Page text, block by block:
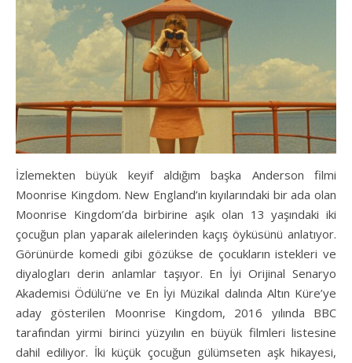
İzlemekten büyük keyif aldığım başka Anderson filmi
Moonrise Kingdom. New England’ın kıyılarındaki bir ada olan
Moonrise Kingdom’da birbirine aşık olan 13 yaşındaki iki
çocuğun plan yaparak ailelerinden kaçış öyküsünü anlatıyor.
Görünürde komedi gibi gözükse de çocukların istekleri ve
diyalogları derin anlamlar taşıyor. En İyi Orijinal Senaryo
Akademisi Ödülü’ne ve En İyi Müzikal dalında Altın Küre’ye
aday gösterilen Moonrise Kingdom, 2016 yılında BBC
tarafından yirmi birinci yüzyılın en büyük filmleri listesine
dahil ediliyor. İki küçük çocuğun gülümseten aşk hikayesi,